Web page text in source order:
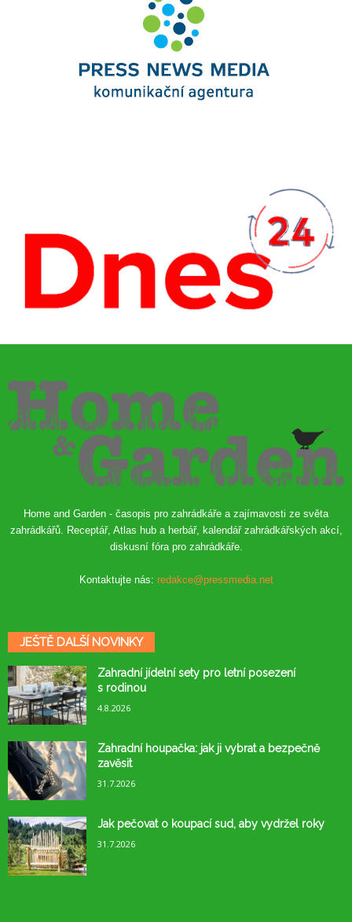
Home and Garden - časopis pro zahrádkáře a zajímavosti ze světa
zahrádkářů. Receptář, Atlas hub a herbář, kalendář zahrádkářských akcí,
diskusní fóra pro zahrádkáře.
Kontaktujte nás: redakce@pressmedia.net
JEŠTĚ DALŠÍ NOVINKY
Zahradní jídelní sety pro letní posezení
s rodinou
4.8.2026
Zahradní houpačka: jak ji vybrat a bezpečně
zavěsit
31.7.2026
Jak pečovat o koupací sud, aby vydržel roky
31.7.2026